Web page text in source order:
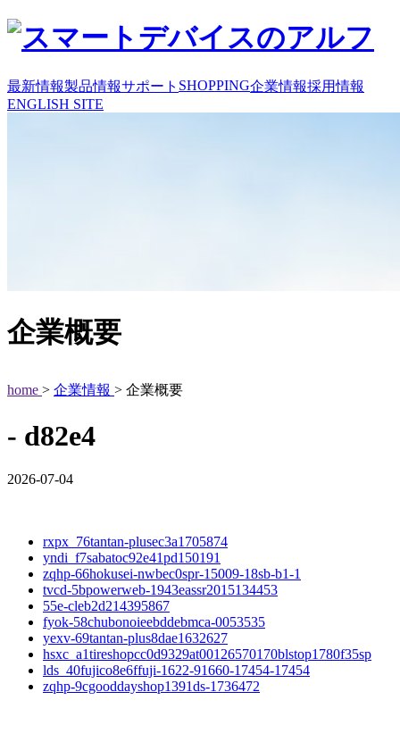
最新情報製品情報サポート SHOPPING企業情報採用情報
ENGLISH SITE
企業概要
home > 企業情報 > 企業概要
- d82e4
2026-07-04
rxpx_76tantan-plusec3a1705874
yndi_f7sabatoc92e41pd150191
zqhp-66hokusei-nwbec0spr-15009-18sb-b1-1
tvcd-5bpowerweb-1943eassr2015134453
55e-cleb2d214395867
fyok-58chubonoieebddebmca-0053535
yexv-69tantan-plus8dae1632627
hsxc_a1tireshopcc0d9329at00126570170blstop1780f35sp
lds_40fujico8e6ffuji-1622-91660-17454-17454
zqhp-9cgooddayshop1391ds-1736472